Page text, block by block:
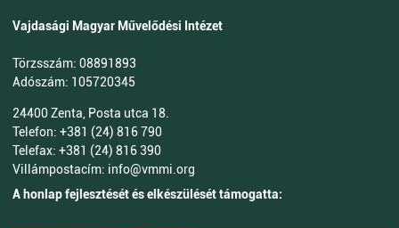
Vajdasági Magyar Művelődési Intézet
Törzsszám: 08891893
Adószám: 105720345
24400 Zenta, Posta utca 18.
Telefon: +381 (24) 816 790
Telefax: +381 (24) 816 390
Villámpostacím: info@vmmi.org
A honlap fejlesztését és elkészülését támogatta: